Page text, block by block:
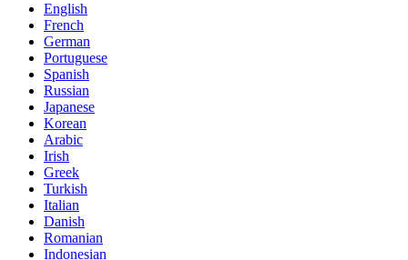
English
French
German
Portuguese
Spanish
Russian
Japanese
Korean
Arabic
Irish
Greek
Turkish
Italian
Danish
Romanian
Indonesian